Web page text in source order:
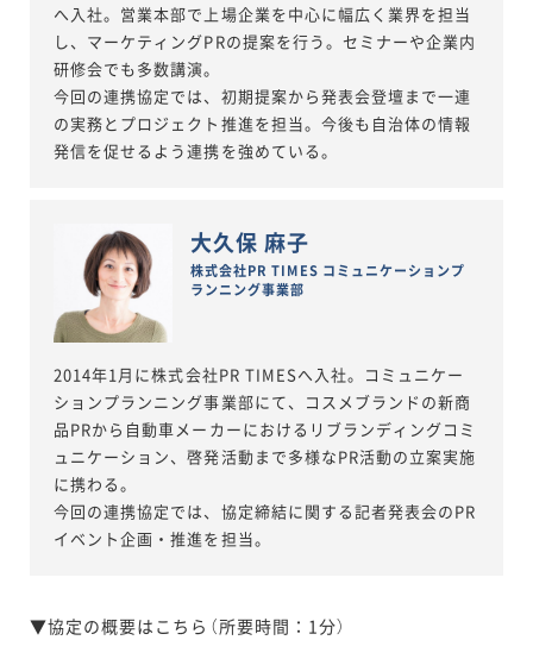
へ入社。営業本部で上場企業を中心に幅広く業界を担当
し、マーケティングPRの提案を行う。セミナーや企業内
研修会でも多数講演。
今回の連携協定では、初期提案から発表会登壇まで一連
の実務とプロジェクト推進を担当。今後も自治体の情報
発信を促せるよう連携を強めている。
大久保 麻子
株式会社PR TIMES コミュニケーションプ
ランニング事業部
2014年1月に株式会社PR TIMESへ入社。コミュニケー
ションプランニング事業部にて、コスメブランドの新商
品PRから自動車メーカーにおけるリブランディングコミ
ュニケーション、啓発活動まで多様なPR活動の立案実施
に携わる。
今回の連携協定では、協定締結に関する記者発表会のPR
イベント企画・推進を担当。
▼協定の概要はこちら（所要時間：1分）